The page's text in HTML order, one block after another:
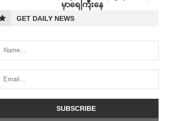
မှာရေကြီးနေ
GET DAILY NEWS